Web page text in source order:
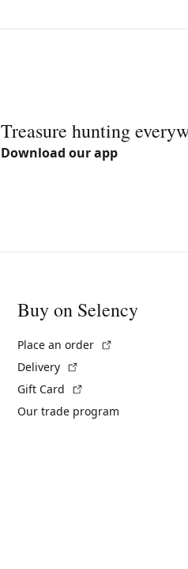
Treasure hunting
Download our app
Buy on Selency
Place an order
Delivery
Gift Card
Our trade program